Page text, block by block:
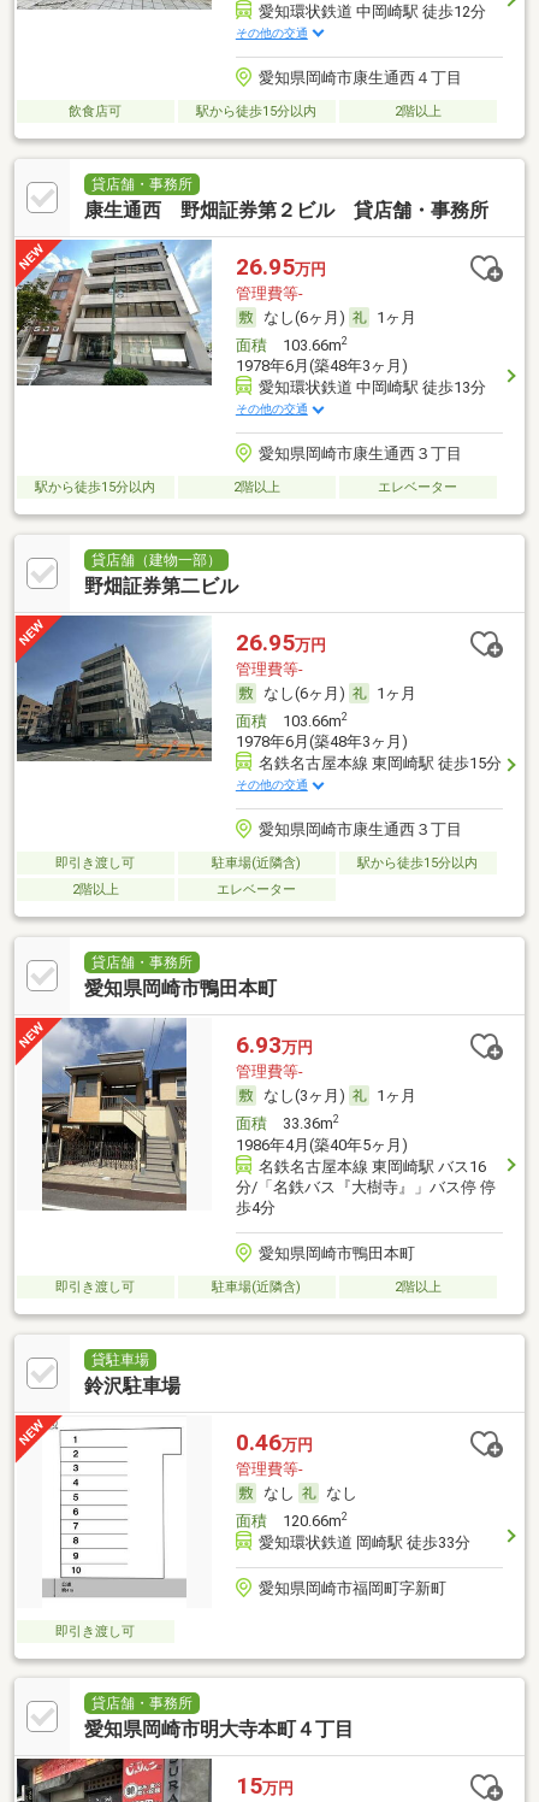
愛知環状鉄道 中岡崎駅 徒歩12分
その他の交通
愛知県岡崎市康生通西４丁目
飲食店可 駅から徒歩15分以内 2階以上
貸店舗・事務所
康生通西 野畑証券第２ビル 貸店舗・事務所
26.95万円
管理費等-
なし(6ヶ月)
1ヶ月
面積103.66m2
1978年6月(築48年3ヶ月)
愛知環状鉄道 中岡崎駅 徒歩13分
その他の交通
愛知県岡崎市康生通西３丁目
駅から徒歩15分以内 2階以上 エレベーター
貸店舗（建物一部）
野畑証券第二ビル
26.95万円
管理費等-
なし(6ヶ月)
1ヶ月
面積103.66m2
1978年6月(築48年3ヶ月)
名鉄名古屋本線 東岡崎駅 徒歩15分
その他の交通
愛知県岡崎市康生通西３丁目
即引き渡し可 駐車場(近隣含)
駅から徒歩15分以内
2階以上
エレベーター
貸店舗・事務所
愛知県岡崎市鴨田本町
6.93万円
管理費等-
なし(3ヶ月)
1ヶ月
面積33.36m2
1986年4月(築40年5ヶ月)
名鉄名古屋本線 東岡崎駅 バス16
分/「名鉄バス『大樹寺』」バス停 停
歩4分
愛知県岡崎市鴨田本町
即引き渡し可 駐車場(近隣含) 2階以上
貸駐車場
鈴沢駐車場
0.46万円
管理費等-
なし
なし
面積120.66m2
愛知環状鉄道 岡崎駅 徒歩33分
愛知県岡崎市福岡町字新町
即引き渡し可
貸店舗・事務所
愛知県岡崎市明大寺本町４丁目
15万円